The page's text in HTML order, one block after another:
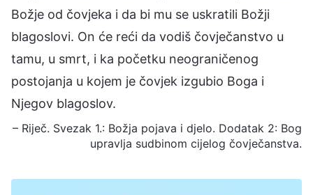
Božje od čovjeka i da bi mu se uskratili Božji
blagoslovi. On će reći da vodiš čovječanstvo u
tamu, u smrt, i ka početku neograničenog
postojanja u kojem je čovjek izgubio Boga i
Njegov blagoslov.
– Riječ. Svezak 1.: Božja pojava i djelo. Dodatak 2: Bog
upravlja sudbinom cijelog čovječanstva.